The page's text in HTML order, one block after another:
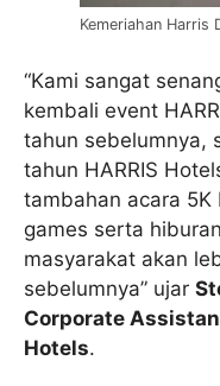
Kemeriahan Harris
“Kami sangat
kembali event
tahun sebelumnya,
tahun HARRIS
tambahan acara 5K
games serta
masyarakat akan
sebelumnya” ujar
Corporate
Hotels.